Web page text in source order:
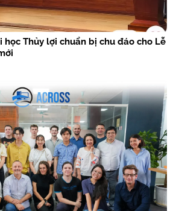
Thủy lợi chuẩn bị chu đáo cho Lễ